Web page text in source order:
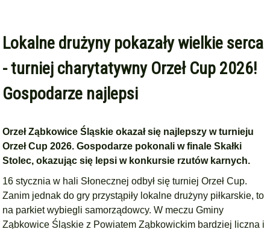
Lokalne drużyny pokazały wielkie serca
- turniej charytatywny Orzeł Cup 2026!
Gospodarze najlepsi
Orzeł Ząbkowice Śląskie okazał się najlepszy w turnieju
Orzeł Cup 2026. Gospodarze pokonali w finale Skałki
Stolec, okazując się lepsi w konkursie rzutów karnych.
16 stycznia w hali Słonecznej odbył się turniej Orzeł Cup.
Zanim jednak do gry przystąpiły lokalne drużyny piłkarskie, to
na parkiet wybiegli samorządowcy. W meczu Gminy
Ząbkowice Śląskie z Powiatem Ząbkowickim bardziej liczna i